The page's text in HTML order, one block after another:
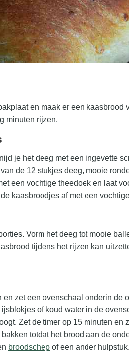
en maak er een
minuten rijzen.
je het deeg met een ingevette
de 12 stukjes deeg, mooie
een vochtige theedoek en laat
kaasbroodjes af met een
Vorm het deeg tot mooie
tijdens het rijzen kan
zet een ovenschaal onderin de
of koud water in de
Zet de timer op 15 minuten en
totdat het brood aan de
broodschep of een ander hulpstuk.